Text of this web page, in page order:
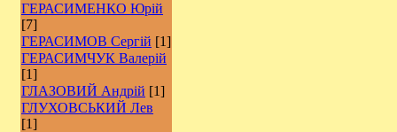
ГЕРАСИМЕНКО Юрій
[7]
ГЕРАСИМОВ Сергій [1]
ГЕРАСИМЧУК Валерій
[1]
ГЛАЗОВИЙ Андрій [1]
ГЛУХОВСЬКИЙ Лев
[1]